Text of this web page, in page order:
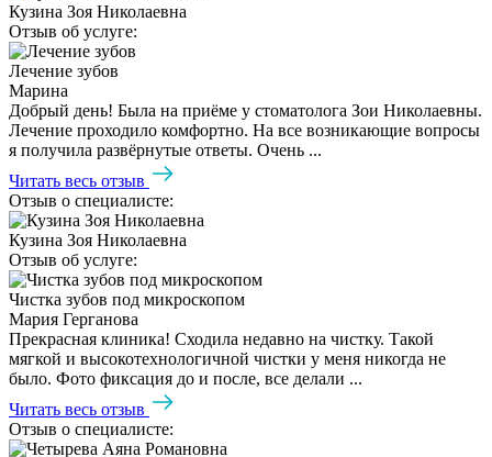
Кузина Зоя Николаевна
Отзыв об услуге:
Лечение зубов
Марина
Добрый день! Была на приёме у стоматолога Зои Николаевны.
Лечение проходило комфортно. На все возникающие вопросы
я получила развёрнутые ответы. Очень ...
Читать весь отзыв
Отзыв о специалисте:
Кузина Зоя Николаевна
Отзыв об услуге:
Чистка зубов под микроскопом
Мария Герганова
Прекрасная клиника! Сходила недавно на чистку. Такой
мягкой и высокотехнологичной чистки у меня никогда не
было. Фото фиксация до и после, все делали ...
Читать весь отзыв
Отзыв о специалисте: